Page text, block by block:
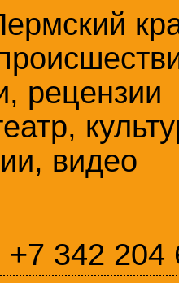
рецензии
видео
+7 342 204